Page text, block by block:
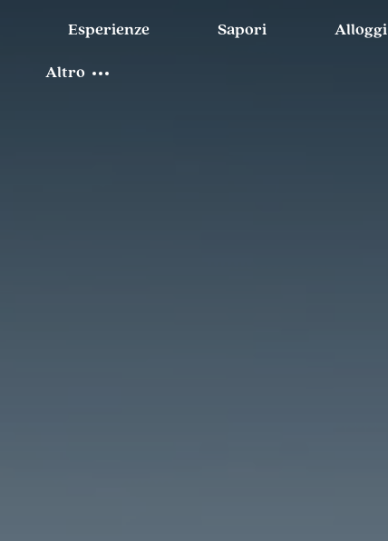
Esperienze Sapori Alloggi
Altro